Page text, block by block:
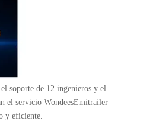
soporte de 12 ingenieros y el
el servicio WondeesEmitrailer
y eficiente.